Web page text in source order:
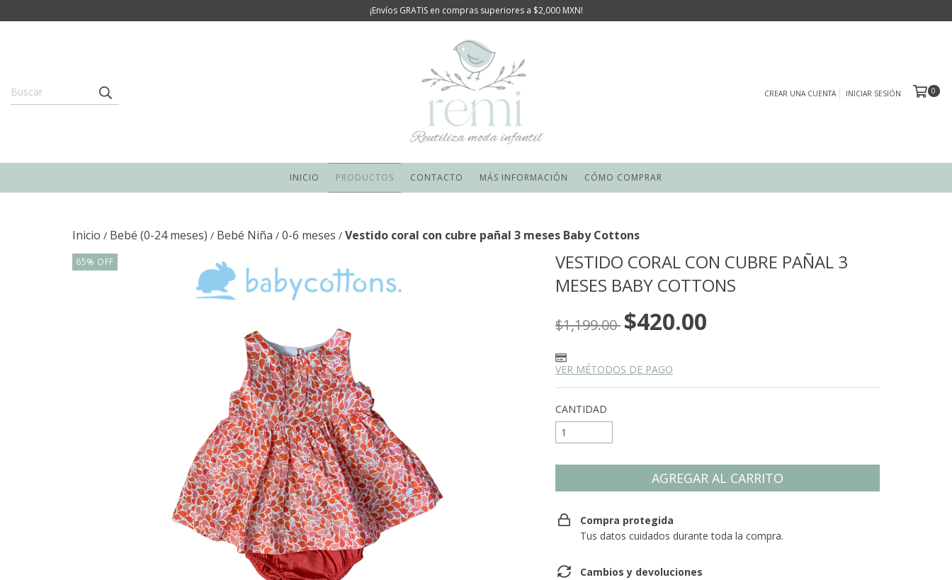
¡Envíos GRATIS en compras superiores a $2,000 MXN!
CREAR UNA CUENTA INICIAR SESIÓN 0
INICIO PRODUCTOS CONTACTO MÁS INFORMACIÓN CÓMO COMPRAR
Inicio / Bebé (0-24 meses) / Bebé Niña / 0-6 meses / Vestido coral con cubre pañal 3 meses Baby Cottons
65% OFF
VESTIDO CORAL CON CUBRE PAÑAL 3
MESES BABY COTTONS
$1,199.00 $420.00
VER MÉTODOS DE PAGO
CANTIDAD
Compra protegida
Tus datos cuidados durante toda la compra.
Cambios y devoluciones